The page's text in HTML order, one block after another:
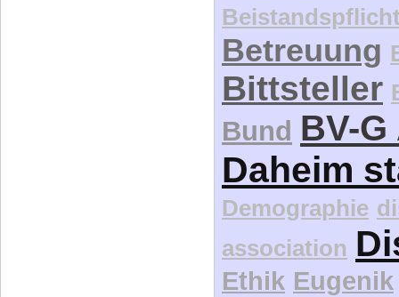
Betreuung
Bittsteller
Bund BV-
Daheim
Demographie
association
Ethik Eugenik